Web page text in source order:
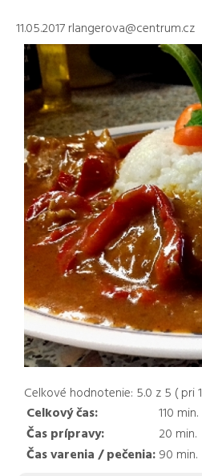
11.05.2017 rlangerova@centrum.cz
Celkové hodnotenie: 5.0 z 5 ( pri1
Celkový čas:
110 min.
Čas prípravy:
20 min.
Čas varenia / pečenia: 90 min.